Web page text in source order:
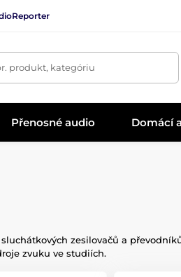
produkt, kategóriu
Přenosné audio Domácí
zesilovačů a
zvuku ve studiích.